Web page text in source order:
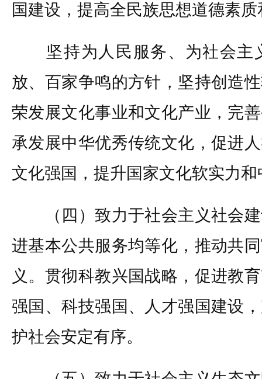
国建设，提高全民族思想道德素
坚持为人民服务、为社会主
放、百家争鸣的方针，坚持创造
荣发展文化事业和文化产业，完
承发展中华优秀传统文化，促进
文化强国，提升国家文化软实力
（四）致力于社会主义社会建
进基本公共服务均等化，推动共
义。贯彻科教兴国战略，促进教
强国、科技强国、人才强国建设
护社会安定有序。